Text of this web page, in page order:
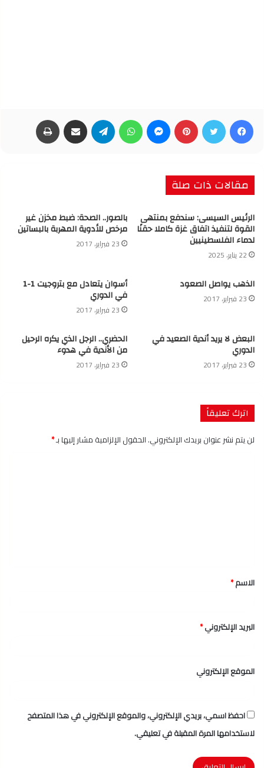
فيسبوك تويتر بينتيريست ماسنجر واتساب تيلقرام مشاركة عبر البريد
مقالات ذات صلة
الرئيس السيسى: سندفع بمنتهى
القوة لتنفيذ اتفاق غزة كاملا حقنًا
لدماء الفلسطينيين
22 يناير، 2025
بالصور.. الصحة: ضبط مخزن غير
مرخص للأدوية المهربة بالبساتين
23 فبراير، 2017
الذهب يواصل الصعود
23 فبراير، 2017
أسوان يتعادل مع بتروجيت 1-1
في الدوري
23 فبراير، 2017
البعض لا يريد أندية الصعيد في
الدوري
23 فبراير، 2017
الحضري.. الرجل الذي يكره الرحيل
من الأندية في هدوء
23 فبراير، 2017
اترك تعليقاً
لن يتم نشر عنوان بريدك الإلكتروني.الحقول الإلزامية مشار إليها بـ*
*
الاسم*
البريد الإلكتروني*
الموقع الإلكتروني
احفظ اسمي، بريدي الإلكتروني، والموقع الإلكتروني في هذا المتصفح
لاستخدامها المرة المقبلة في تعليقي.